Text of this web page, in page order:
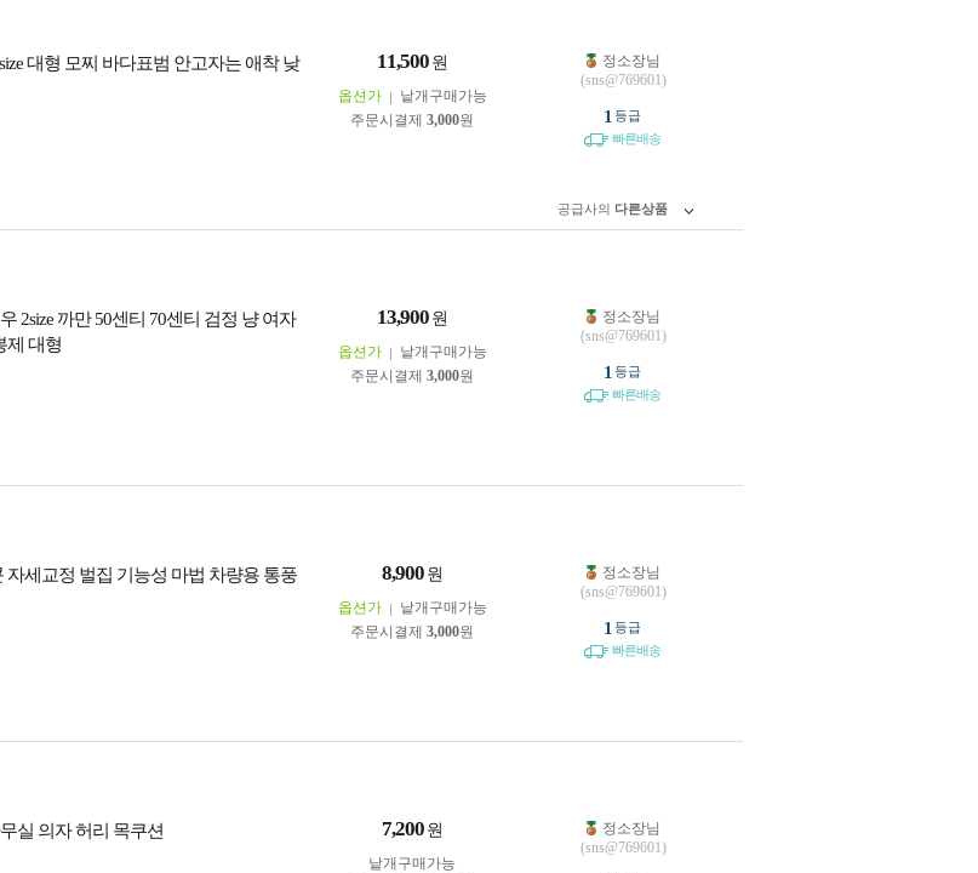
대형 모찌 바다표범 안고자는 애착 낮
11,500 원
옵션가
낱개구매가능
주문시결제 3,000원
정소장님
(sns@769601)
1 등급
빠른배송
공급사의 다른상품
2size 까만 50센티 70센티 검정 냥 여자
제 대형
13,900 원
옵션가
낱개구매가능
주문시결제 3,000원
정소장님
(sns@769601)
1 등급
빠른배송
자세교정 벌집 기능성 마법 차량용 통풍
8,900 원
옵션가
낱개구매가능
주문시결제 3,000원
정소장님
(sns@769601)
1 등급
빠른배송
실 의자 허리 목쿠션 7,200 원
낱개구매가능
정소장님
(sns@769601)